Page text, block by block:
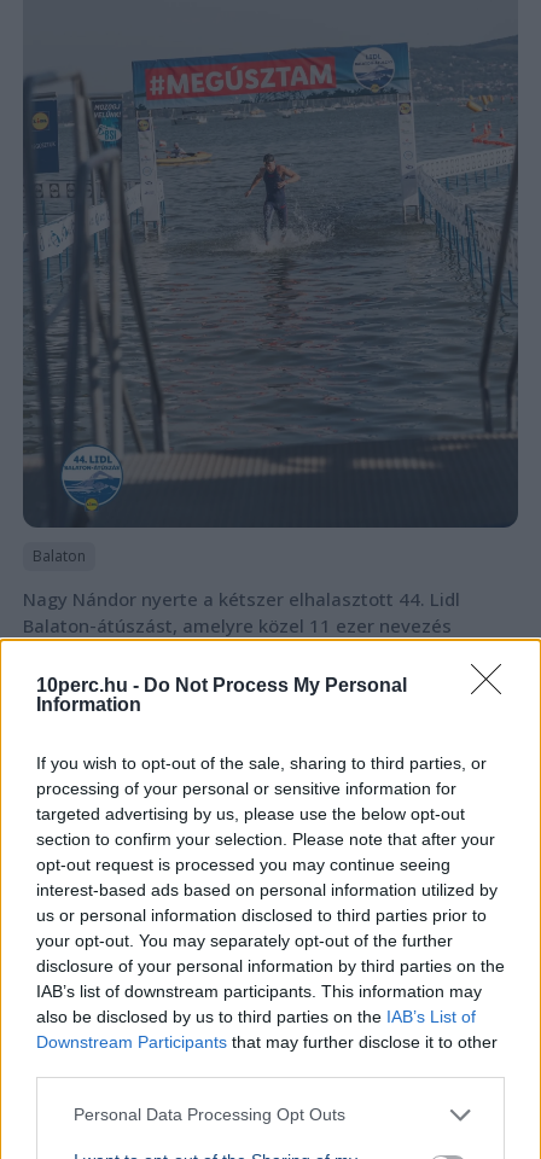
10perc.hu - Do Not Process My Personal
Information
If you wish to opt-out of the sale, sharing to third parties, or
processing of your personal or sensitive information for
targeted advertising by us, please use the below opt-out
section to confirm your selection. Please note that after your
opt-out request is processed you may continue seeing
interest-based ads based on personal information utilized by
us or personal information disclosed to third parties prior to
your opt-out. You may separately opt-out of the further
disclosure of your personal information by third parties on the
IAB’s list of downstream participants. This information may
also be disclosed by us to third parties on the IAB’s List of
Downstream Participants that may further disclose it to other
Personal Data Processing Opt Outs
Balaton
Nagy Nándor nyerte a kétszer elhalasztott 44. Lidl
Balaton-átúszást, amelyre közel 11 ezer nevezés
SPORT 2026. augusztus 1.
Debrecen - Nem enged az MLSZ